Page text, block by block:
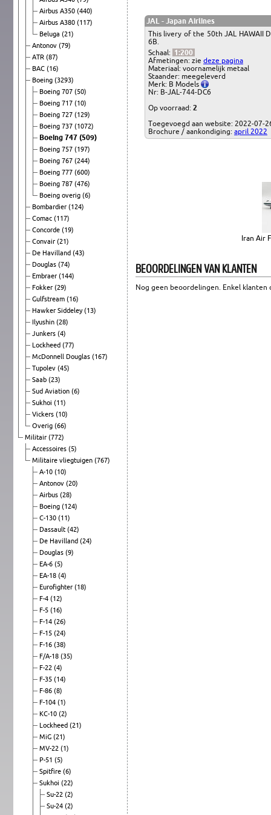
Airbus A350 (440)
Airbus A380 (117)
Beluga (21)
Antonov (79)
ATR (87)
BAC (16)
Boeing (3293)
Boeing 707 (50)
Boeing 717 (10)
Boeing 727 (129)
Boeing 737 (1072)
Boeing 747 (509)
Boeing 757 (197)
Boeing 767 (244)
Boeing 777 (600)
Boeing 787 (476)
Boeing overig (6)
Bombardier (124)
Comac (117)
Concorde (19)
Convair (21)
De Havilland (43)
Douglas (74)
Embraer (144)
Fokker (29)
Gulfstream (16)
Hawker Siddeley(13)
Ilyushin (28)
Junkers (4)
Lockheed (77)
McDonnell Douglas (167)
Tupolev (45)
Saab (23)
Sud Aviation (6)
Sukhoi (11)
Vickers (10)
Overig (66)
Militair (772)
Accessoires (5)
Militaire vliegtuigen (767)
A-10 (10)
Antonov (20)
Airbus (28)
Boeing (124)
C-130 (11)
Dassault (42)
De Havilland (24)
Douglas (9)
EA-6 (5)
EA-18 (4)
Eurofighter (18)
F-4 (12)
F-5 (16)
F-14 (26)
F-15 (24)
F-16 (38)
F/A-18 (35)
F-22 (4)
F-35 (14)
F-86 (8)
F-104 (1)
KC-10 (2)
Lockheed (21)
MiG (21)
MV-22 (1)
P-51 (5)
Spitfire (6)
Sukhoi (22)
Su-22 (2)
Su-24 (2)
JAL - Japan Airlines
This livery of the 50th JAL HAWAII
6B.
Schaal: 1:200
Afmetingen: zie deze pagina
Materiaal: voornamelijk metaal
Staander: meegeleverd
Merk: B Models
Nr: B-JAL-744-DC6
Op voorraad: 2
Toegevoegd aan website: 2022-07-
Brochure / aankondiging: april 2022
Iran Air
BEOORDELINGEN VAN KLANTEN
Nog geen beoordelingen. Enkel